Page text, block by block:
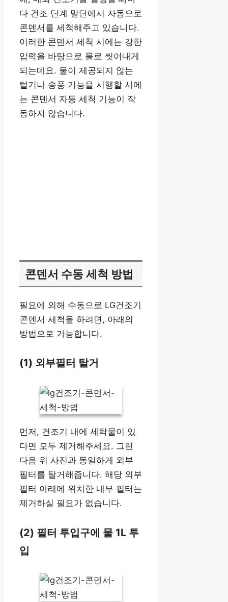
다 건조 단계 말단에서 자동으로
콘덴서를 세척해주고 있습니다.
이러한 콘덴서 세척 시에는 강한
압력을 바탕으로 물로 씻어내게
되는데요. 물이 제공되지 않는
털기나 송풍 기능을 시행할 시에
는 콘덴서 자동 세척 기능이 작
동하지 않습니다.
콘덴서 수동 세척 방법
필요에 의해 수동으로 LG건조기
콘덴서 세척을 하려면, 아래의
방법으로 가능합니다.
(1) 외부필터 탈거
먼저, 건조기 내에 세탁물이 있
다면 모두 제거해주세요. 그런
다음 위 사진과 동일하게 외부
필터를 탈거해줍니다. 해당 외부
필터 아래에 위치한 내부 필터는
제거하실 필요가 없습니다.
(2) 필터 투입구에 물 1L 투
입